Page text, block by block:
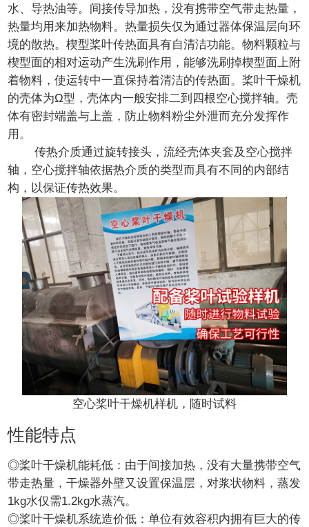
水、导热油等。间接传导加热，没有携带空气带走热量，
热量均用来加热物料。热量损失仅为通过器体保温层向环
境的散热。楔型桨叶传热面具有自清洁功能。物料颗粒与
楔型面的相对运动产生洗刷作用，能够洗刷掉楔型面上附
着物料，使运转中一直保持着清洁的传热面。桨叶干燥机
的壳体为Ω型，壳体内一般安排二到四根空心搅拌轴。壳
体有密封端盖与上盖，防止物料粉尘外泄而充分发挥作
用。
传热介质通过旋转接头，流经壳体夹套及空心搅拌
轴，空心搅拌轴依据热介质的类型而具有不同的内部结
构，以保证传热效果。
空心桨叶干燥机样机，随时试料
性能特点
◎桨叶干燥机能耗低：由于间接加热，没有大量携带空气
带走热量，干燥器外壁又设置保温层，对浆状物料，蒸发
1kg水仅需1.2kg水蒸汽。
◎桨叶干燥机系统造价低：单位有效容积内拥有巨大的传